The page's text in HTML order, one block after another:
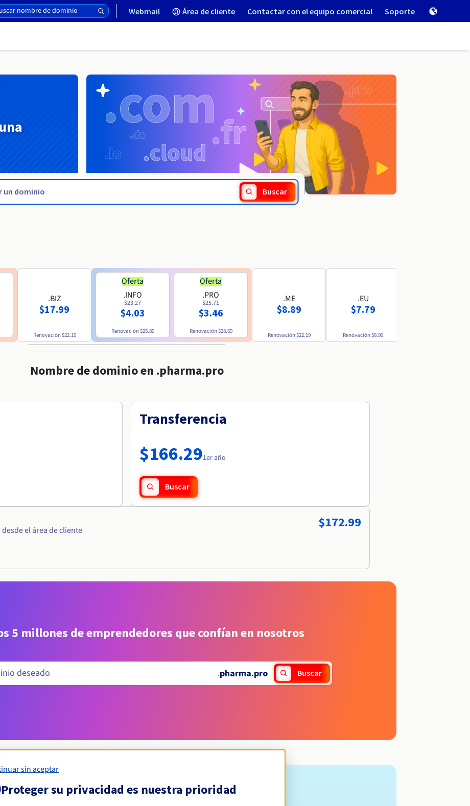
Webmail Área de cliente Contactar con el equipo comercial Soporte
Buscar
.BIZ
$17.99
Renovación$22.19
Oferta
.INFO
$23.27
$4.03
Renovación$25.89
Oferta
.PRO
$25.71
$3.46
Renovación$28.69
.ME
$8.89
Renovación$22.19
.EU
$7.79
Renovación$8.99
Nombre de dominio en .pharma.pro
Transferencia
$166.291er año
Buscar
el área de cliente
$172.99
5 millones de emprendedores que confían en nosotros
.pharma.pro Buscar
Condiciones de elegibilidad
sin aceptar
Proteger su privacidad es nuestra prioridad